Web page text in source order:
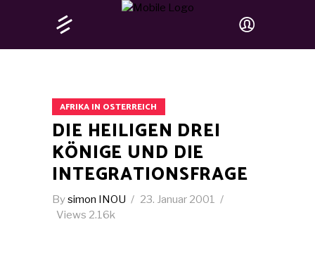
AFRIKA IN OSTERREICH
DIE HEILIGEN DREI
KÖNIGE UND DIE
INTEGRATIONSFRAGE
Bysimon INOU
23. Januar 2001
Views 2.16k